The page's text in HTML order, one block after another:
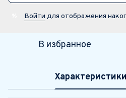
Войти для отображения
В избранное
Характеристики